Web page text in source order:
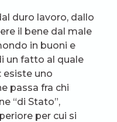
duro lavoro, dallo
il bene dal male
in buoni e
un fatto al quale
uno
passa fra chi
“di Stato”,
per cui si